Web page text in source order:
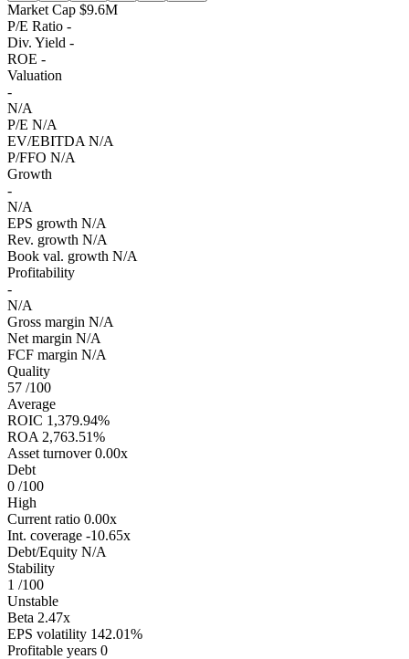
Market Cap $9.6M
P/E Ratio -
Div. Yield -
ROE -
Valuation
-
N/A
P/E N/A
EV/EBITDA N/A
P/FFO N/A
Growth
-
N/A
EPS growth N/A
Rev. growth N/A
Book val. growth N/A
Profitability
-
N/A
Gross margin N/A
Net margin N/A
FCF margin N/A
Quality
57 /100
Average
ROIC 1,379.94%
ROA 2,763.51%
Asset turnover 0.00x
Debt
0 /100
High
Current ratio 0.00x
Int. coverage -10.65x
Debt/Equity N/A
Stability
1 /100
Unstable
Beta 2.47x
EPS volatility 142.01%
Profitable years 0